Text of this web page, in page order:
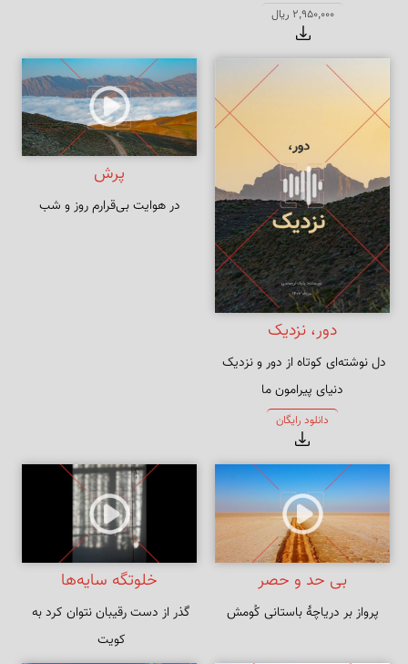
بی خویشتنم کردی بوی گل و
ریحان‌ها
2,950,000 ریال
دور، نزدیک
دنیای پیرامون ما
دانلود رایگان
پرش
در هوایت بی‌قرارم روز و شب
بی حد و حصر
پرواز بر دریاچهٔ باستانی کُومش
خلوتگه سایه‌ها
گذر از دست رقیبان نتوان کرد به